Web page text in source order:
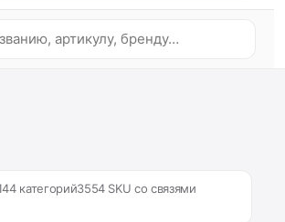
категорий3554 SKU со связями